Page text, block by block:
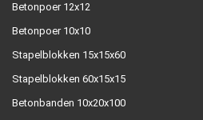
Betonpoer 12x12
Betonpoer 10x10
Stapelblokken 15x15x60
Stapelblokken 60x15x15
Betonbanden 10x20x100